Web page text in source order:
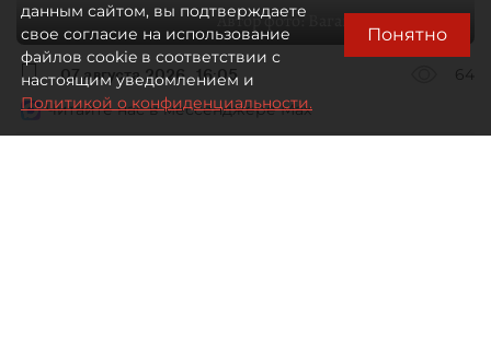
Автор фото: Ваганов Антон / "ДП"
07 августа 2026 16:05
64
Читайте нас в мессенджере Max
данным сайтом, вы подтверждаете
свое согласие на использование
файлов cookie в соответствии с
настоящим уведомлением и
Политикой о конфиденциальности.
Понятно